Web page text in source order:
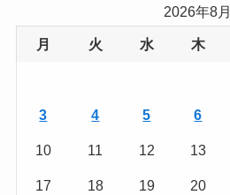
2026年8月
月 火 水 木
3 4 5 6
10 11 12 13
17 18 19 20